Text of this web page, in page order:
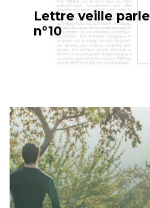
Lettre veille
n°10